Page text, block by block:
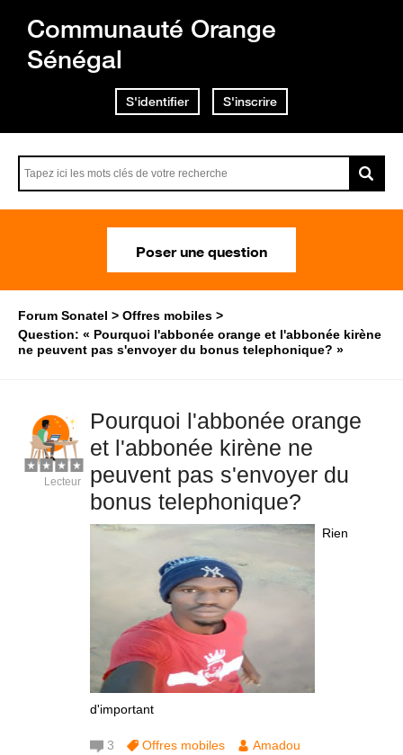
Communauté Orange
Sénégal
S'identifier S'inscrire
Poser une question
Forum Sonatel
Offres mobiles
Question: « Pourquoi l'abbonée orange et l'abbonée kirène
ne peuvent pas s'envoyer du bonus telephonique? »
Pourquoi l'abbonée orange
et l'abbonée kirène ne
peuvent pas s'envoyer du
bonus telephonique?
Rien
d'important
Lecteur
3 Offres mobiles
Amadou